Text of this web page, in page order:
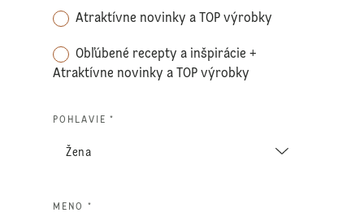
Atraktívne novinky a TOP výrobky
Obľúbené recepty a inšpirácie +
Atraktívne novinky a TOP výrobky
POHLAVIE *
MENO *